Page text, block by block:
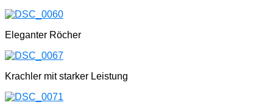
Eleganter Röcher
Krachler mit starker Leistung